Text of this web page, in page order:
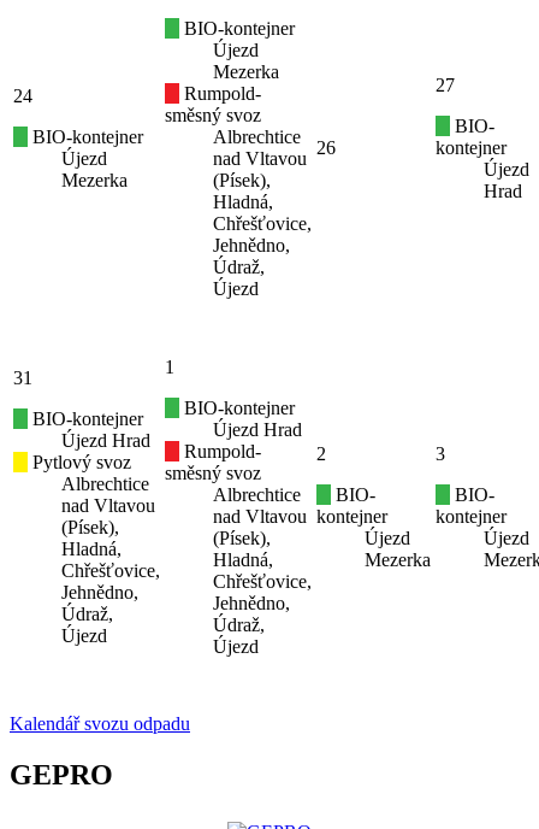
24
BIO-kontejner
Újezd
Mezerka
BIO-kontejner
Újezd
Mezerka
Rumpold-
směsný svoz
Albrechtice
nad Vltavou
(Písek),
Hladná,
Chřešťovice,
Jehnědno,
Údraž,
Újezd
26
27
BIO-
kontejner
Újezd
Hrad
31
BIO-kontejner
Újezd Hrad
Pytlový svoz
Albrechtice
nad Vltavou
(Písek),
Hladná,
Chřešťovice,
Jehnědno,
Údraž,
Újezd
1
BIO-kontejner
Újezd Hrad
Rumpold-
směsný svoz
Albrechtice
nad Vltavou
(Písek),
Hladná,
Chřešťovice,
Jehnědno,
Údraž,
Újezd
2
BIO-
kontejner
Újezd
Mezerka
3
BIO-
kontejner
Újezd
Kalendář svozu odpadu
GEPRO